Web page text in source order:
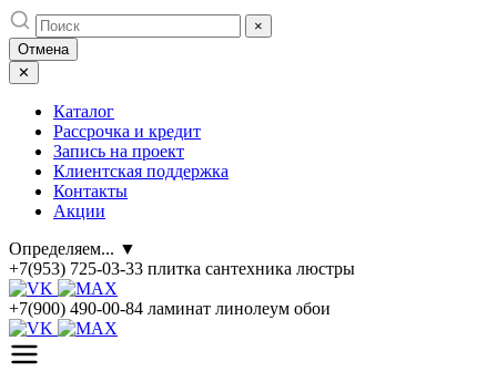
Skip
to
content
×
Отмена
✕
Каталог
Рассрочка и кредит
Запись на проект
Клиентская поддержка
Контакты
Акции
Определяем... ▼
+7(953) 725-03-33 плитка сантехника люстры
+7(900) 490-00-84 ламинат линолеум обои